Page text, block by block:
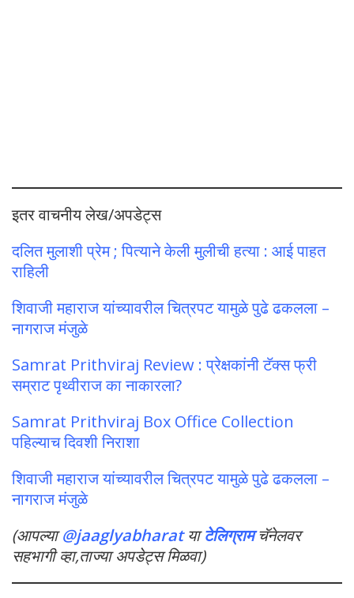
इतर वाचनीय लेख/अपडेट्स
दलित मुलाशी प्रेम ; पित्याने केली मुलीची हत्या : आई पाहत
राहिली
शिवाजी महाराज यांच्यावरील चित्रपट यामुळे पुढे ढकलला –
नागराज मंजुळे
Samrat Prithviraj Review : प्रेक्षकांनी टॅक्स फ्री
सम्राट पृथ्वीराज का नाकारला?
Samrat Prithviraj Box Office Collection
पहिल्याच दिवशी निराशा
शिवाजी महाराज यांच्यावरील चित्रपट यामुळे पुढे ढकलला –
नागराज मंजुळे
(आपल्या@jaaglyabharat याटेलिग्राम चॅनेलवर
सहभागी व्हा,ताज्या अपडेट्स मिळवा)